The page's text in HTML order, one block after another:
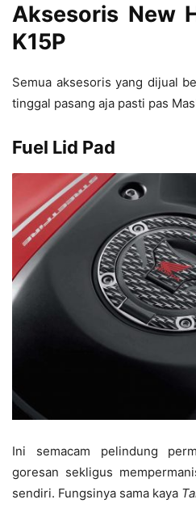
Aksesoris New
K15P
Semua aksesoris yang dijual
tinggal pasang aja pasti pas
Fuel Lid Pad
Ini semacam pelindung
goresan sekligus
sendiri. Fungsinya sama kaya